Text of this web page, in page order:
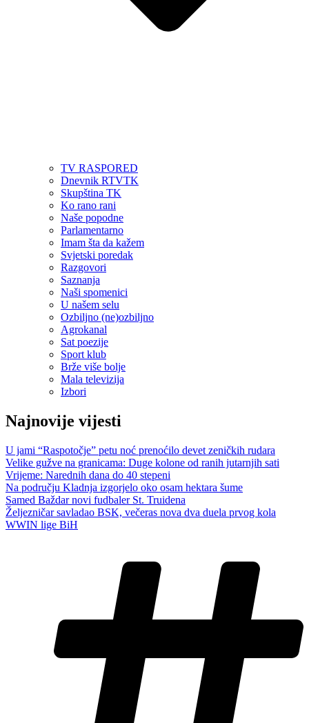
TV RASPORED
Dnevnik RTVTK
Skupština TK
Ko rano rani
Naše popodne
Parlamentarno
Imam šta da kažem
Svjetski poredak
Razgovori
Saznanja
Naši spomenici
U našem selu
Ozbiljno (ne)ozbiljno
Agrokanal
Sat poezije
Sport klub
Brže više bolje
Mala televizija
Izbori
Najnovije vijesti
U jami “Raspotočje” petu noć prenoćilo devet zeničkih rudara
Velike gužve na granicama: Duge kolone od ranih jutarnjih sati
Vrijeme: Narednih dana do 40 stepeni
Na području Kladnja izgorjelo oko osam hektara šume
Samed Baždar novi fudbaler St. Truidena
Željezničar savladao BSK, večeras nova dva duela prvog kola
WWIN lige BiH